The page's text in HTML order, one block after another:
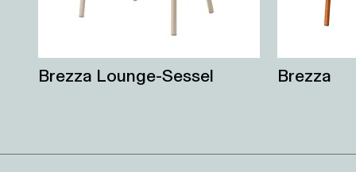
Brezza Lounge-Sessel Brezza